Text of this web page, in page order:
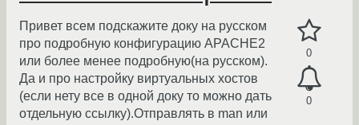
0
0
Привет всем подскажите доку на русском
про подробную конфигурацию APACHE2
или более менее подробную(на русском).
Да и про настройку виртуальных хостов
(если нету все в одной доку то можно дать
отдельную ссылку).Отправлять в man или